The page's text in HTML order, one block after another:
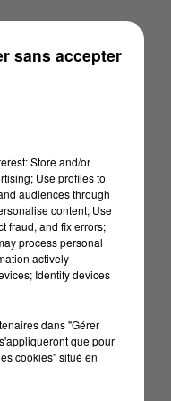
Store and/or
Use profiles to
audiences through
content; Use
fraud, and fix errors;
process personal
actively
Identify devices
dans "Gérer
que pour
cookies" situé en
sans accepter